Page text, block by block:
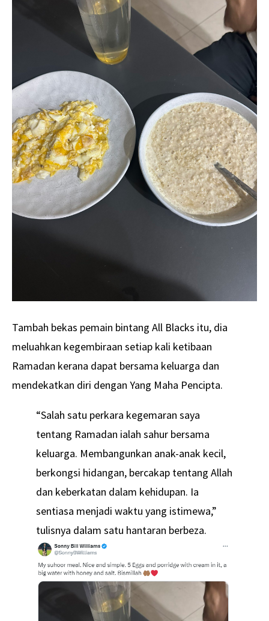
Tambah bekas pemain bintang All Blacks itu, dia
meluahkan kegembiraan setiap kali ketibaan
Ramadan kerana dapat bersama keluarga dan
mendekatkan diri dengan Yang Maha Pencipta.
“Salah satu perkara kegemaran saya
tentang Ramadan ialah sahur bersama
keluarga. Membangunkan anak-anak kecil,
berkongsi hidangan, bercakap tentang Allah
dan keberkatan dalam kehidupan. Ia
sentiasa menjadi waktu yang istimewa,”
tulisnya dalam satu hantaran berbeza.